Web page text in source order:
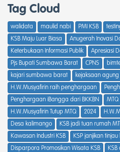
Tag Cloud
walidata maulid nabi PMI KSB
KSB Maju Luar Biasa
Anugerah Inovasi
Keterbukaan Informasi Publik
Apresiasi
Pjs Bupati Sumbawa Barat
CPNS
kajari sumbawa barat
kejaksaan agung
H.W.Musyafirin raih penghargaan
Penghargaan iBangga dari BKKBN
MTQ
H.W.Musyafirin Tutup MTQ
2024
Desa kalimango
KSB jadi tuan rumah
Kawasan Industri KSB
KSP janjikan
Disparpora Promosikan Wisata KSB